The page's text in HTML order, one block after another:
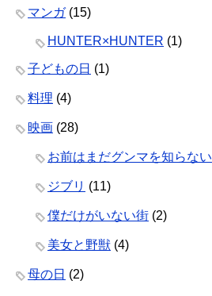
マンガ(15)
HUNTER×HUNTER (1)
子どもの日 (1)
料理 (4)
映画 (28)
お前はまだグンマを知らない
ジブリ (11)
僕だけがいない街 (2)
美女と野獣 (4)
母の日 (2)